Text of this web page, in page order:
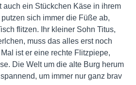
auch ein Stückchen Käse in ihrem
sich immer die Füße ab,
flitzen. Ihr kleiner Sohn Titus,
muss das alles erst noch
ist er eine rechte Flitzpiepe,
Die Welt um die alte Burg herum
um immer nur ganz brav